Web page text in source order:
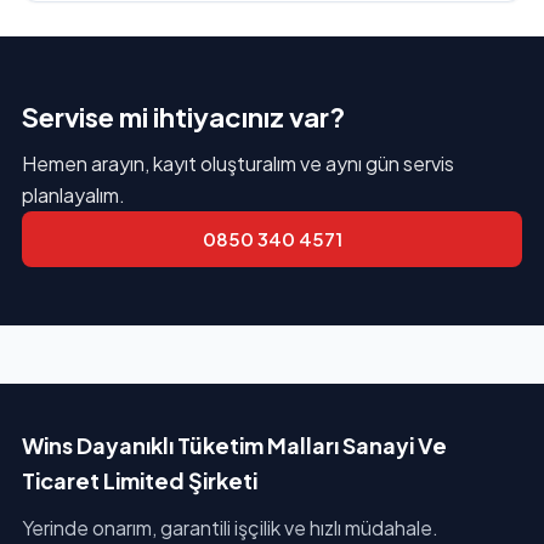
Servise mi ihtiyacınız var?
Hemen arayın, kayıt oluşturalım ve aynı gün servis
planlayalım.
0850 340 4571
Wins Dayanıklı Tüketim Malları Sanayi Ve
Ticaret Limited Şirketi
Yerinde onarım, garantili işçilik ve hızlı müdahale.